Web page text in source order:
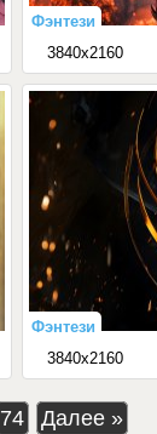
Фэнтези
3840x2160
Фэнтези
3840x2160
74 Далее »